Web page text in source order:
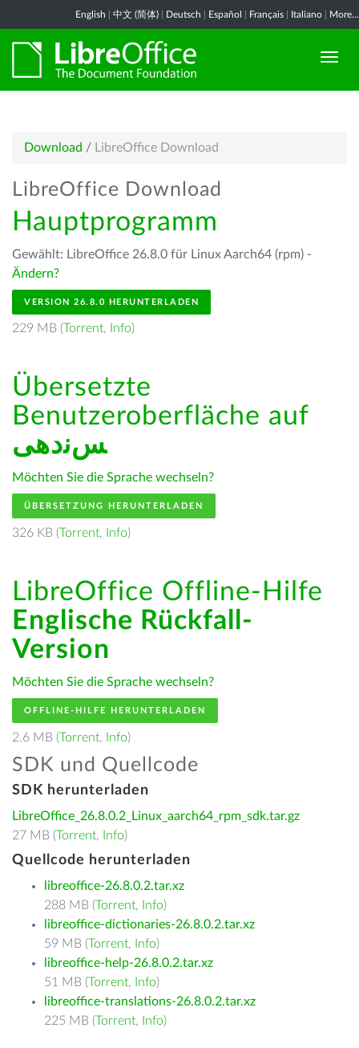
English 中文 (简体) Deutsch Español Français Italiano More...
Download / LibreOffice Download
LibreOffice Download
Hauptprogramm
Gewählt: LibreOffice 26.8.0 für Linux Aarch64 (rpm) -
Ändern?
VERSION 26.8.0 HERUNTERLADEN
229 MB (Torrent, Info)
Übersetzte
Benutzeroberfläche auf
ﺲﻧﺩھی
Möchten Sie die Sprache wechseln?
ÜBERSETZUNG HERUNTERLADEN
326 KB (Torrent, Info)
LibreOffice Offline-Hilfe
Englische Rückfall-
Version
Möchten Sie die Sprache wechseln?
OFFLINE-HILFE HERUNTERLADEN
2.6 MB (Torrent, Info)
SDK und Quellcode
SDK herunterladen
LibreOffice_26.8.0.2_Linux_aarch64_rpm_sdk.tar.gz
27 MB (Torrent, Info)
Quellcode herunterladen
libreoffice-26.8.0.2.tar.xz
288 MB (Torrent, Info)
libreoffice-dictionaries-26.8.0.2.tar.xz
59 MB (Torrent, Info)
libreoffice-help-26.8.0.2.tar.xz
51 MB (Torrent, Info)
libreoffice-translations-26.8.0.2.tar.xz
225 MB (Torrent, Info)